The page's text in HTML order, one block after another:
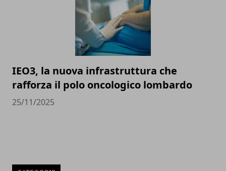
IEO3, la nuova infrastruttura che
rafforza il polo oncologico lombardo
25/11/2025